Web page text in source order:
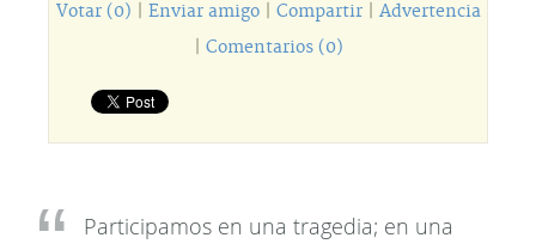
Votar (0) Enviar amigo| Compartir| Advertencia
Comentarios (0)
Participamos en una tragedia; en una